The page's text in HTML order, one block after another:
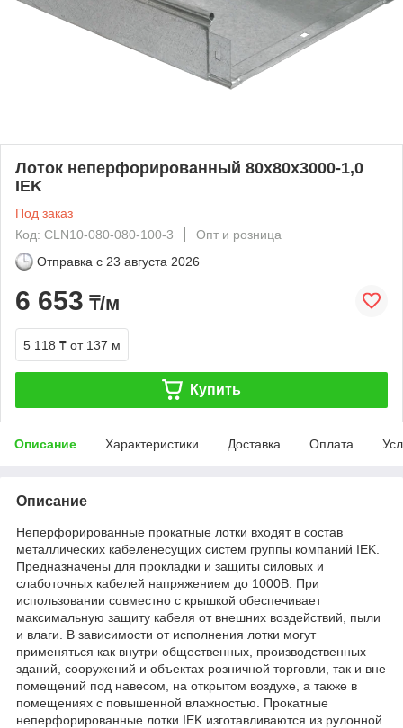
Лоток неперфорированный 80х80х3000-1,0
IEK
Под заказ
Код: CLN10-080-080-100-3
Опт и розница
Отправка с 23 августа 2026
6 653 ₸/м
5 118 ₸ от 137 м
Купить
Описание Характеристики Доставка Оплата
Описание
Неперфорированные прокатные лотки входят в состав
металлических кабеленесущих систем группы компаний IEK.
Предназначены для прокладки и защиты силовых и
слаботочных кабелей напряжением до 1000В. При
использовании совместно с крышкой обеспечивает
максимальную защиту кабеля от внешних воздействий, пыли
и влаги. В зависимости от исполнения лотки могут
применяться как внутри общественных, производственных
зданий, сооружений и объектах розничной торговли, так и вне
помещений под навесом, на открытом воздухе, а также в
помещениях с повышенной влажностью. Прокатные
неперфорированные лотки IEK изготавливаются из рулонной